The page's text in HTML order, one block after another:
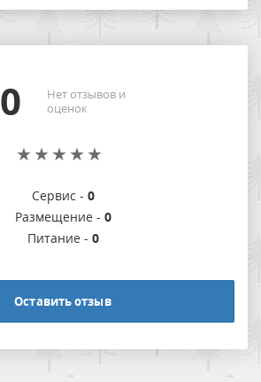
0
Нет отзывов и
оценок
Сервис - 0
Размещение - 0
Питание - 0
Оставить отзыв